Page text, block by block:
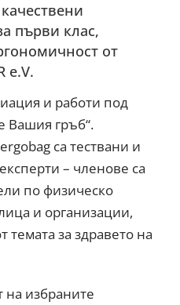
първи клас,
от
e.V.
и работи под
Вашия гръб“.
са тествани и
– членове са
по физическо
и организации,
темата за здравето на
на избраните